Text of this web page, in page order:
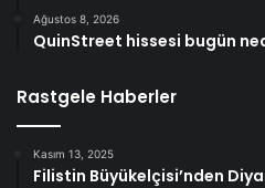
Ağustos 8, 2026
QuinStreet hissesi bugün
Rastgele Haberler
Kasım 13, 2025
Filistin Büyükelçisi’nden